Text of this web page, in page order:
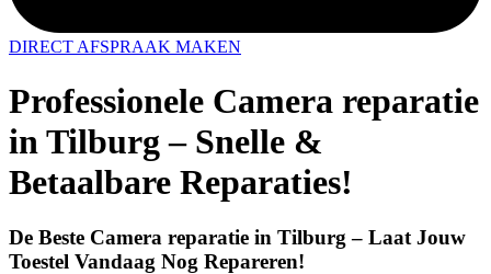
DIRECT AFSPRAAK MAKEN
Professionele Camera reparatie
in Tilburg – Snelle &
Betaalbare Reparaties!
De Beste Camera reparatie in Tilburg – Laat Jouw
Toestel Vandaag Nog Repareren!